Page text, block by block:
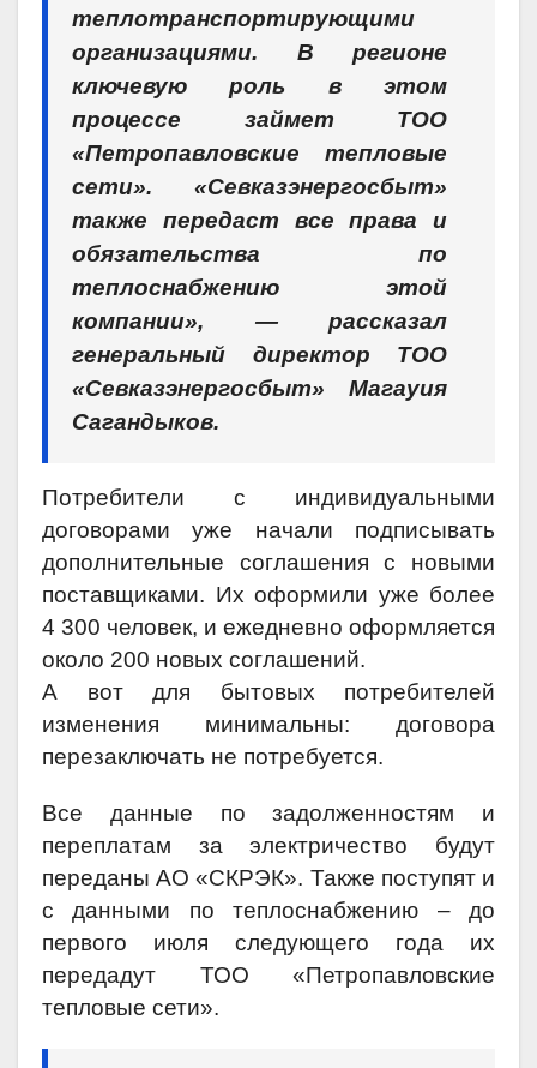
теплотранспортирующими
организациями. В регионе
ключевую роль в этом
процессе займет ТОО
«Петропавловские тепловые
сети». «Севказэнергосбыт»
также передаст все права и
обязательства по
теплоснабжению этой
компании», — рассказал
генеральный директор ТОО
«Севказэнергосбыт» Магауия
Сагандыков.
Потребители с индивидуальными
договорами уже начали подписывать
дополнительные соглашения с новыми
поставщиками. Их оформили уже более
4 300 человек, и ежедневно оформляется
около 200 новых соглашений.
А вот для бытовых потребителей
изменения минимальны: договора
перезаключать не потребуется.
Все данные по задолженностям и
переплатам за электричество будут
переданы АО «СКРЭК». Также поступят и
с данными по теплоснабжению – до
первого июля следующего года их
передадут ТОО «Петропавловские
тепловые сети».